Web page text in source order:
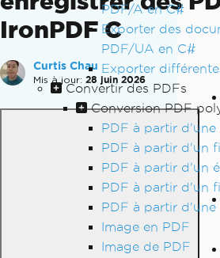
PDF/A en C#
Exporter des
PDF/UA en C#
Exporter
Convertir des PDFs
Conversion PDF
PDF à partir d'une
PDF à partir d'un
PDF à partir d'un
PDF à partir d'un
PDF à partir d'une
Image en PDF
Image de PDF
IronPDF C
Curtis Chau
Mis à jour: 28 juin 2026